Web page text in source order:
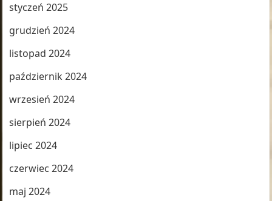
styczeń 2025
grudzień 2024
listopad 2024
październik 2024
wrzesień 2024
sierpień 2024
lipiec 2024
czerwiec 2024
maj 2024